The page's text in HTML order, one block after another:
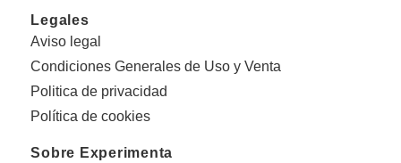
Legales
Aviso legal
Condiciones Generales de Uso y Venta
Politica de privacidad
Política de cookies
Sobre Experimenta